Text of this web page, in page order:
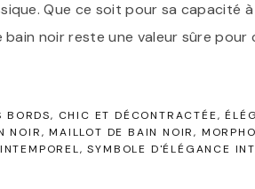
Que ce soit pour sa capacité
noir reste une valeur sûre
BORDS CHIC ET DÉCONTRACTÉE
NOIR MAILLOT DE BAIN NOIR
SYMBOLE D'ÉLÉGANCE